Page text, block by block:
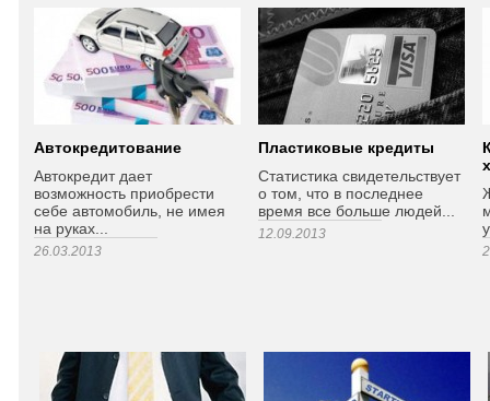
Автокредитование
Автокредит дает
возможность приобрести
себе автомобиль, не имея
на руках...
26.03.2013
Пластиковые кредиты
Статистика свидетельствует
о том, что в последнее
время все больше людей...
12.09.2013